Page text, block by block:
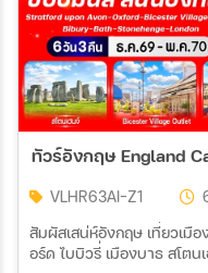
ถึงวันที่
เฉพาะเดือน
เฉพาะเทศกาล
VLHR63AI-Z1
สัมผัสเสน่ห์อังกฤษ เที่ยวเมื
อร์ด ไบบิวรี่ เมืองบาธ สโต